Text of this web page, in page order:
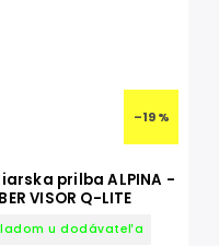
–19 %
prilba ALPINA -
VISOR Q-LITE
u dodávateľa